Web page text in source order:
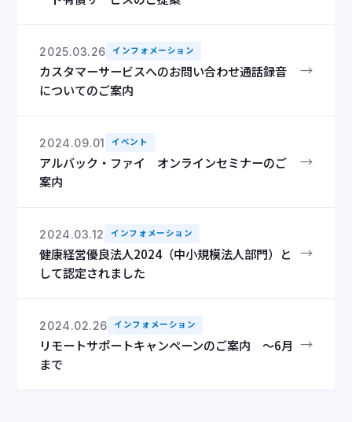
2025.03.26 インフォメーション
カスタマーサービスへのお問い合わせ通話録音
についてのご案内
→
2024.09.01 イベント
アルバック・ファイ オンラインセミナーのご
案内
→
2024.03.12 インフォメーション
健康経営優良法人2024（中小規模法人部門）と
して認定されました
→
2024.02.26 インフォメーション
リモートサポートキャンペーンのご案内 ～6月
まで
→